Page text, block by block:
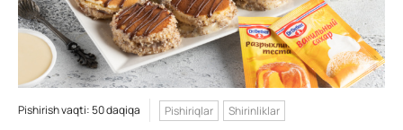
Pishirish vaqti: 50 daqiqa Pishiriqlar Shirinliklar